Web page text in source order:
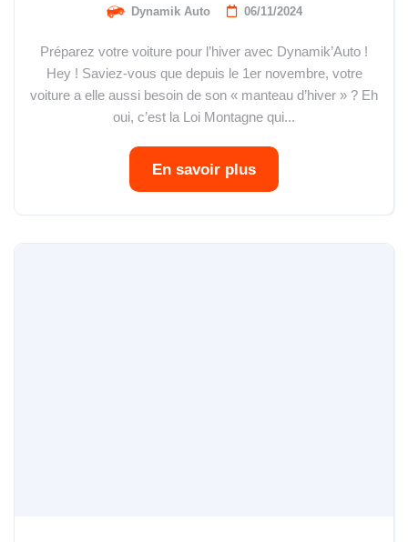
Dynamik Auto 06/11/2024
Préparez votre voiture pour l’hiver avec Dynamik’Auto !
Hey ! Saviez-vous que depuis le 1er novembre, votre
voiture a elle aussi besoin de son « manteau d’hiver » ? Eh
oui, c’est la Loi Montagne qui...
En savoir plus